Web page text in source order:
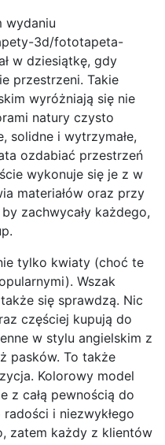
wydaniu
3d/fototapeta-
w dziesiątkę, gdy
przestrzeni. Takie
wyróżniają się nie
natury czysto
solidne i wytrzymałe,
ozdabiać przestrzeń
wykonuje się je z w
materiałów oraz przy
zachwycały każdego,
tylko kwiaty (choć te
Wszak
się sprawdzą. Nic
częściej kupują do
w stylu angielskim z
pasków. To także
Kolorowy model
z całą pewnością do
i niezwykłego
zatem każdy z klientów